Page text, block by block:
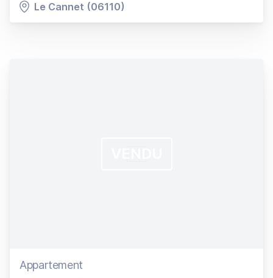
Le Cannet (06110)
Appartement